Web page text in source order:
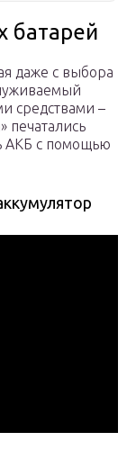
батарей
даже с выбора
средствами –
печатались
АКБ с помощью